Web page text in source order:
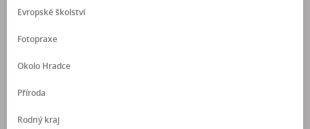
Evropské školství
Fotopraxe
Okolo Hradce
Příroda
Rodný kraj